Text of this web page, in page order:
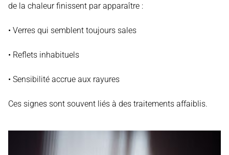
de la chaleur finissent par apparaître :
• Verres qui semblent toujours sales
• Reflets inhabituels
• Sensibilité accrue aux rayures
Ces signes sont souvent liés à des traitements affaiblis.